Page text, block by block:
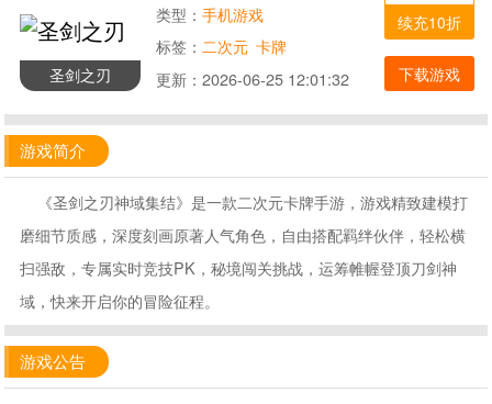
圣剑之刃
类型： 手机游戏
标签： 二次元 卡牌
更新： 2026-06-25 12:01:32
续充10折
下载游戏
游戏简介
《圣剑之刃神域集结》是一款二次元卡牌手游，游戏精致建模打
磨细节质感，深度刻画原著人气角色，自由搭配羁绊伙伴，轻松横
扫强敌，专属实时竞技PK，秘境闯关挑战，运筹帷幄登顶刀剑神
域，快来开启你的冒险征程。
游戏公告